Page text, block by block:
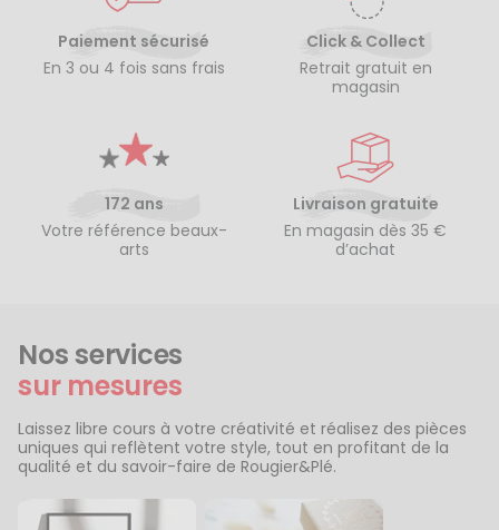
Paiement sécurisé
En 3 ou 4 fois sans frais
Click & Collect
Retrait gratuit en
magasin
172 ans
Votre référence beaux-
arts
Livraison gratuite
En magasin dès 35 €
d’achat
Nos services
sur mesures
Laissez libre cours à votre créativité et réalisez des pièces
uniques qui reflètent votre style, tout en profitant de la
qualité et du savoir-faire de Rougier&Plé.